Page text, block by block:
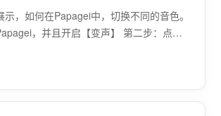
，如何在Papagei中，切换不同的音色。
，并且开启【变声】 第二步：点击
。此时下方会展示更多声音，您可以在